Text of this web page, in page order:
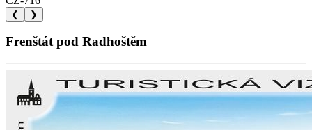
❮ ❯
Frenštát pod Radhoštěm